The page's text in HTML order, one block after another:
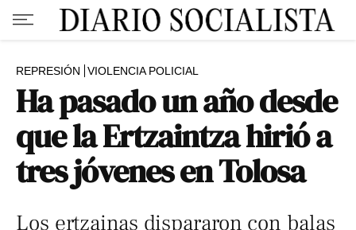
REPRESIÓN VIOLENCIA POLICIAL
Ha pasado un año desde
que la Ertzaintza hirió a
tres jóvenes en Tolosa
Los ertzainas dispararon con balas